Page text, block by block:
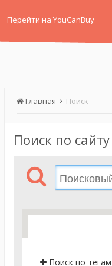
Перейти на YouCanBuy
Главная Поиск
Поиск по сайту
Поиск по тегам